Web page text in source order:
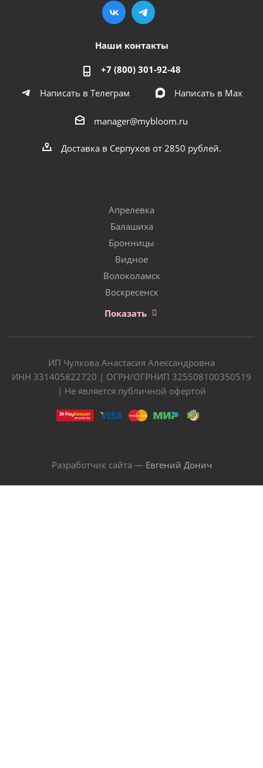
Наши контакты
+7 (800) 301-92-48
Написать в Телеграм
Написать в Мах
manager@mybloom.ru
Доставка в Серпухов от 2850 рублей.
Апрелевка
Балашиха
Бронницы
Видное
Волоколамск
Воскресенск
Показать
ИП Чулкова Анастасия Александровна
ИНН 331405822720 | ОГРН/ОГРНИП 325508100350519
| Не является публичной офертой
Разработчик сайта — Евгений Донич